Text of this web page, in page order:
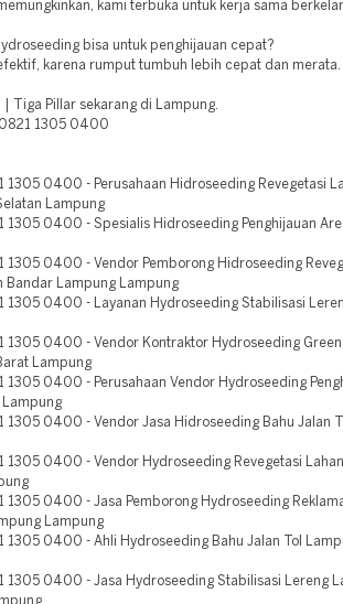
kami terbuka untuk kerja sama
bisa untuk penghijauan cepat?
karena rumput tumbuh lebih cepat dan merata.
Tiga Pillar sekarang di Lampung.
0821 1305 0400
1305 0400 - Perusahaan Hidroseeding Revegetasi
Lampung
1305 0400 - Spesialis Hidroseeding Penghijauan
1305 0400 - Vendor Pemborong Hidroseeding
Bandar Lampung Lampung
1305 0400 - Layanan Hydroseeding Stabilisasi
1305 0400 - Vendor Kontraktor Hydroseeding
Lampung
1305 0400 - Perusahaan Vendor Hydroseeding
Lampung
1305 0400 - Vendor Jasa Hidroseeding Bahu Jalan
1305 0400 - Vendor Hydroseeding Revegetasi
1305 0400 - Jasa Pemborong Hydroseeding
Lampung
1305 0400 - Ahli Hydroseeding Bahu Jalan Tol
1305 0400 - Jasa Hydroseeding Stabilisasi Lereng